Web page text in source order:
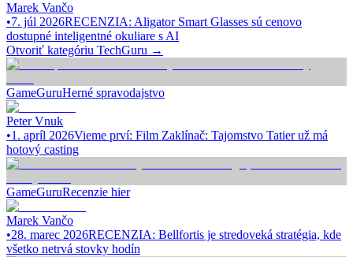
Marek Vančo
•7. júl 2026RECENZIA: Aligator Smart Glasses sú cenovo
dostupné inteligentné okuliare s AI
Otvoriť kategóriu TechGuru →
GameGuruHerné spravodajstvo
Peter Vnuk
•1. apríl 2026Vieme prví: Film Zaklínač: Tajomstvo Tatier už má
hotový casting
GameGuruRecenzie hier
Marek Vančo
•28. marec 2026RECENZIA: Bellfortis je stredoveká stratégia, kde
všetko netrvá stovky hodín